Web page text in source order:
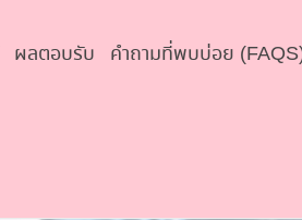
ผลตอบรับ คำถามที่พบบ่อย